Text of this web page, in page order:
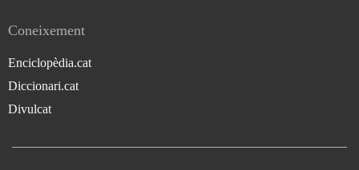
Coneixement
Enciclopèdia.cat
Diccionari.cat
Divulcat